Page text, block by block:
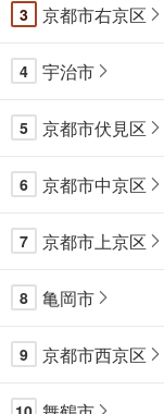
3 京都市右京区
4 宇治市
5 京都市伏見区
6 京都市中京区
7 京都市上京区
8 亀岡市
9 京都市西京区